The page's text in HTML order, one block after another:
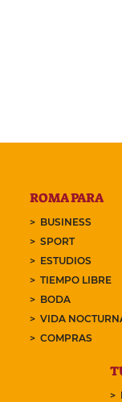
ROMA PARA
BUSINESS
SPORT
ESTUDIOS
TIEMPO LIBRE
BODA
VIDA
COMPRAS